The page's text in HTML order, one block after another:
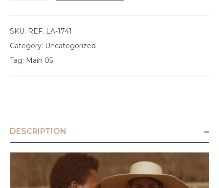
SKU: REF. LA-1741
Category: Uncategorized
Tag: Main 05
DESCRIPTION